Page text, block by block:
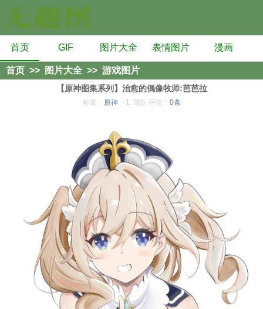
首页 GIF 图片大全 表情图片 漫画
首页 >> 图片大全 >> 游戏图片
【原神图集系列】治愈的偶像牧师:芭芭拉
标签： 原神 -1 顶() 评论： 0条